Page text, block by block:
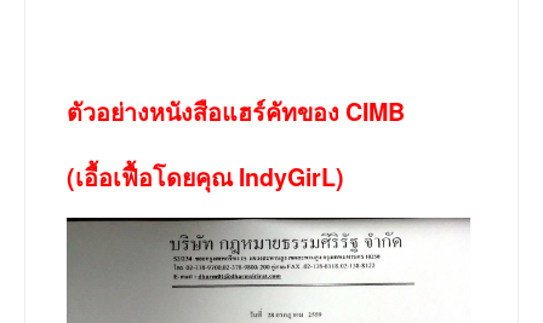
ตัวอย่างหนังสือแฮร์คัทของ CIMB
(เอื้อเฟื้อโดยคุณ IndyGirL)